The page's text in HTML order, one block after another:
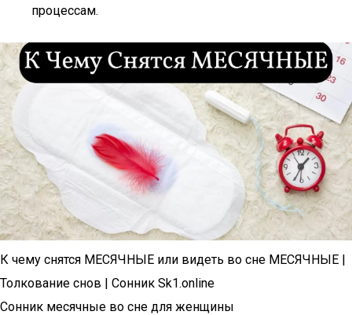
процессам.
К чему снятся МЕСЯЧНЫЕ или видеть во сне МЕСЯЧНЫЕ |
Толкование снов | Сонник Sk1.online
Сонник месячные во сне для женщины